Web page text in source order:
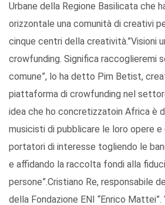
Urbane della Regione Basilicata che
orizzontale una comunità di creativi
cinque centri della creatività.”Visioni
crowfunding. Significa raccoglieremi
comune”, lo ha detto Pim Betist,
piattaforma di crowfunding nel
idea che ho concretizzatoin Africa è
musicisti di pubblicare le loro opere
portatori di interesse togliendo le
e affidando la raccolta fondi alla
persone”.Cristiano Re, responsabile
della Fondazione ENI “Enrico Mattei”.